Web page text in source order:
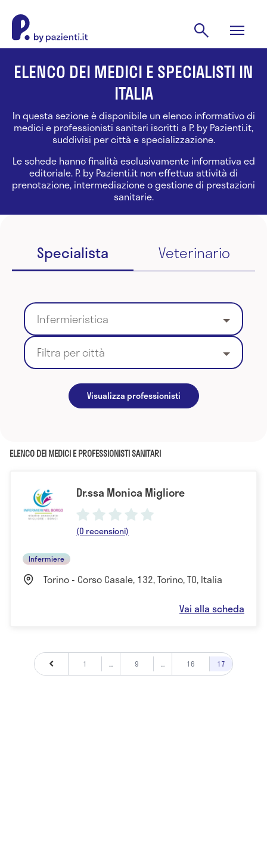
ELENCO DEI MEDICI E SPECIALISTI IN
ITALIA
In questa sezione è disponibile un elenco informativo di
medici e professionisti sanitari iscritti a P. by Pazienti.it,
suddivisi per città e specializzazione.
Le schede hanno finalità esclusivamente informativa ed
editoriale. P. by Pazienti.it non effettua attività di
prenotazione, intermediazione o gestione di prestazioni
sanitarie.
Specialista Veterinario
Infermieristica
Filtra per città
Visualizza professionisti
ELENCO DEI MEDICI E PROFESSIONISTI SANITARI
Dr.ssa Monica Migliore
(0 recensioni)
Infermiere
Torino - Corso Casale, 132, Torino, TO, Italia
Vai alla scheda
1 ... 9 ... 16 17